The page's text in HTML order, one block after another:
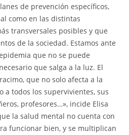
de prevención específicos,
como en las distintas
transversales posibles y que
de la sociedad. Estamos ante
que no se puede
que salga a la luz. El
que no solo afecta a la
a todos los supervivientes, sus
profesores…», incide Elisa
la salud mental no cuenta con
funcionar bien, y se multiplican